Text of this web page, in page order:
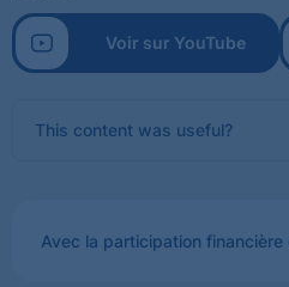
Voir sur YouTube
This content was useful?
Avec la participation financière